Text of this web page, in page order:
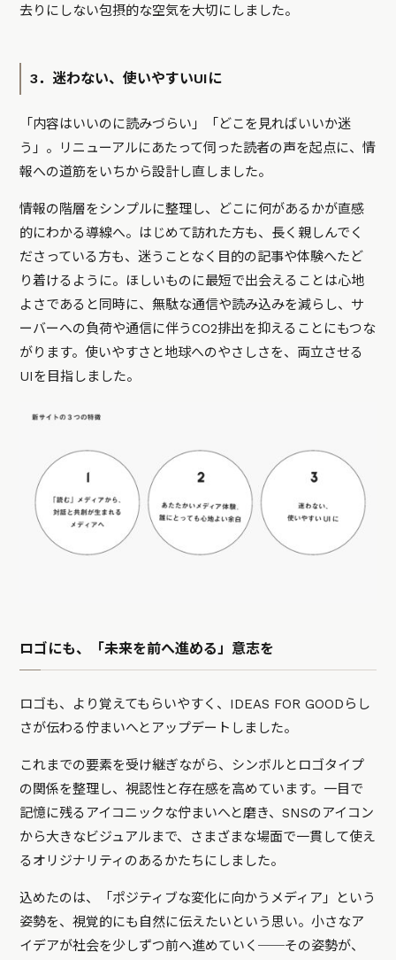
去りにしない包摂的な空気を大切にしました。
3．迷わない、使いやすいUIに
「内容はいいのに読みづらい」「どこを見ればいいか迷
う」。リニューアルにあたって伺った読者の声を起点に、情
報への道筋をいちから設計し直しました。
情報の階層をシンプルに整理し、どこに何があるかが直感
的にわかる導線へ。はじめて訪れた方も、長く親しんでく
ださっている方も、迷うことなく目的の記事や体験へたど
り着けるように。ほしいものに最短で出会えることは心地
よさであると同時に、無駄な通信や読み込みを減らし、サ
ーバーへの負荷や通信に伴うCO2排出を抑えることにもつな
がります。使いやすさと地球へのやさしさを、両立させる
UIを目指しました。
ロゴにも、「未来を前へ進める」意志を
ロゴも、より覚えてもらいやすく、IDEAS FOR GOODらし
さが伝わる佇まいへとアップデートしました。
これまでの要素を受け継ぎながら、シンボルとロゴタイプ
の関係を整理し、視認性と存在感を高めています。一目で
記憶に残るアイコニックな佇まいへと磨き、SNSのアイコン
から大きなビジュアルまで、さまざまな場面で一貫して使え
るオリジナリティのあるかたちにしました。
込めたのは、「ポジティブな変化に向かうメディア」という
姿勢を、視覚的にも自然に伝えたいという思い。小さなア
イデアが社会を少しずつ前へ進めていく──その姿勢が、